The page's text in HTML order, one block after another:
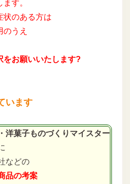
す。
状のある方は
うえ
をお願いいたします?
います
洋菓子ものづくりマイスター
などの
品の考案